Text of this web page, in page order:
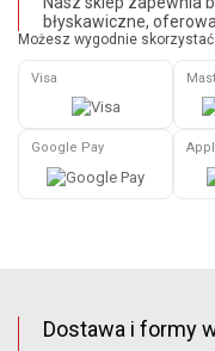
błyskawiczne,
Możesz wygodnie skorzystać
Visa
Google Pay
Dostawa i formy